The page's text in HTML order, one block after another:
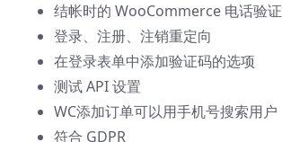
结帐时的 WooCommerce 电话验证
登录、注册、注销重定向
在登录表单中添加验证码的选项
测试 API 设置
WC添加订单可以用手机号搜索用户
符合 GDPR